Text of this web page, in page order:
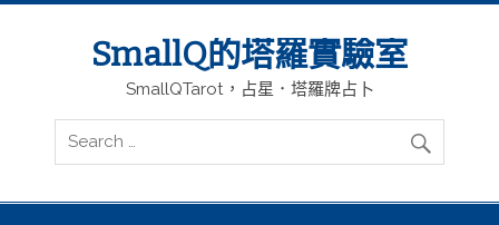
SmallQ的塔羅實驗室
SmallQTarot，占星．塔羅牌占卜